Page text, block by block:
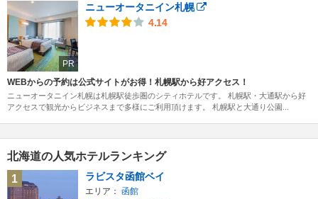
PR
ニューオータニイン札幌
4.14
WEBからの予約は公式サイトがお得！札幌駅から好アクセス！
ニューオータニイン札幌は札幌駅徒歩圏のシティホテルです。 札幌駅・大通駅から好
アクセスで観光からビジネスまで多様にご利用頂けます。 札幌駅と大通り公園...
北海道の人気ホテルランキング
1
ラビスタ函館ベイ
エリア： 函館